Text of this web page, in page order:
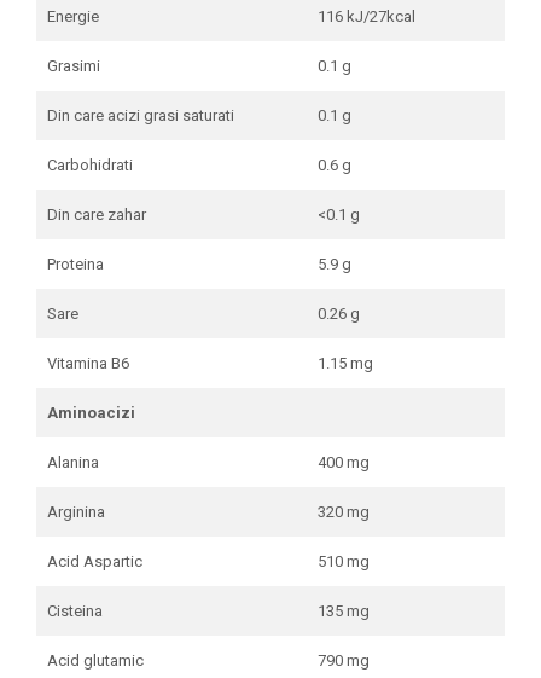
Energie 116 kJ/27kcal
Grasimi 0.1 g
Din care acizi grasi saturati 0.1 g
Carbohidrati 0.6 g
Din care zahar <0.1 g
Proteina 5.9 g
Sare 0.26 g
Vitamina B6 1.15 mg
Aminoacizi
Alanina 400 mg
Arginina 320 mg
Acid Aspartic 510 mg
Cisteina 135 mg
Acid glutamic 790 mg